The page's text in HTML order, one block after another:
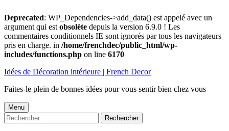
Deprecated: WP_Dependencies->add_data() est appelé avec un
argument qui est obsolète depuis la version 6.9.0 ! Les
commentaires conditionnels IE sont ignorés par tous les navigateurs
pris en charge. in /home/frenchdec/public_html/wp-
includes/functions.php on line 6170
au
Idées de Décoration intérieure | French Decor
Faites-le plein de bonnes idées pour vous sentir bien chez vous
Menu
principal
Menu
Rechercher :